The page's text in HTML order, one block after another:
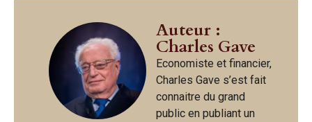
Auteur :
Charles Gave
Economiste et financier,
Charles Gave s’est fait
connaitre du grand
public en publiant un